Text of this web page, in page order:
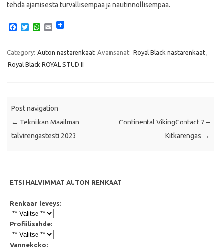
tehdä ajamisesta turvallisempaa ja nautinnollisempaa.
e
b
o
T
t
t
e
W
t
A
E
i
Category: Auton nastarenkaat Avainsanat: Royal Black nastarenkaat
Royal Black ROYAL STUD II
Post navigation
← Tekniikan Maailman
talvirengastesti 2023
Continental VikingContact 7 –
Kitkarengas →
ETSI HALVIMMAT AUTON RENKAAT
Renkaan leveys:
Profiilisuhde:
Vannekoko: